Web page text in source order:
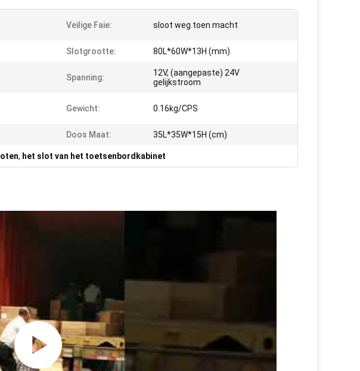
Veilige Faie: sloot weg toen macht
Slotgrootte: 80L*60W*13H (mm)
Spanning:
12V, (aangepaste) 24V
gelijkstroom
Gewicht: 0.16kg/CPS
Doos Maat: 35L*35W*15H (cm)
, het slot van het toetsenbordkabinet